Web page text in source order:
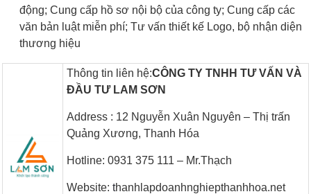
động; Cung cấp hồ sơ nội bộ của công ty; Cung cấp các
văn bản luật miễn phí; Tư vấn thiết kế Logo, bộ nhận diện
thương hiệu
Thông tin liên hệ:CÔNG TY TNHH TƯ VẤN VÀ
ĐẦU TƯ LAM SƠN
Address : 12 Nguyễn Xuân Nguyên – Thị trấn
Quảng Xương, Thanh Hóa
Hotline: 0931 375 111 – Mr.Thạch
Website: thanhlapdoanhnghiepthanhhoa.net